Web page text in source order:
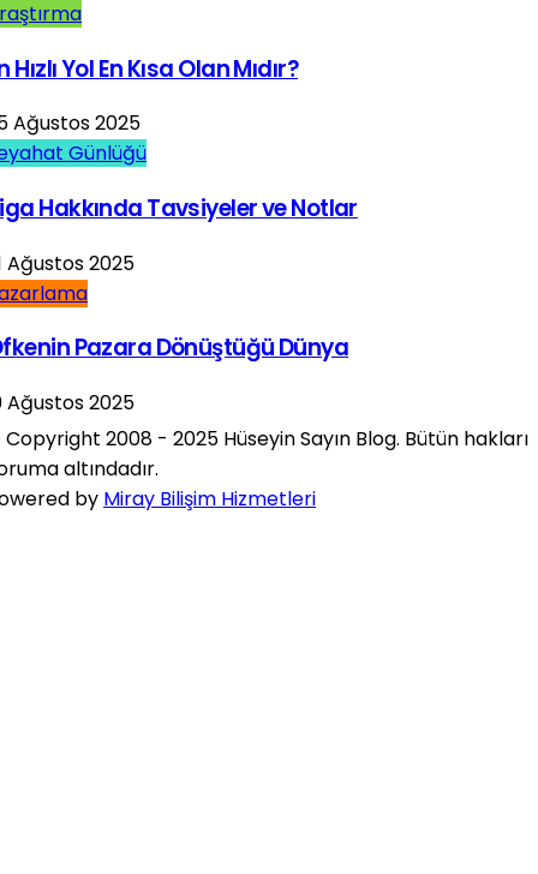
Hızlı Yol En Kısa Olan Mıdır?
Ağustos 2025
Günlüğü
Hakkında Tavsiyeler ve Notlar
Ağustos 2025
Pazara Dönüştüğü Dünya
Ağustos 2025
2008 - 2025 Hüseyin Sayın Blog. Bütün hakları
altındadır.
by Miray Bilişim Hizmetleri